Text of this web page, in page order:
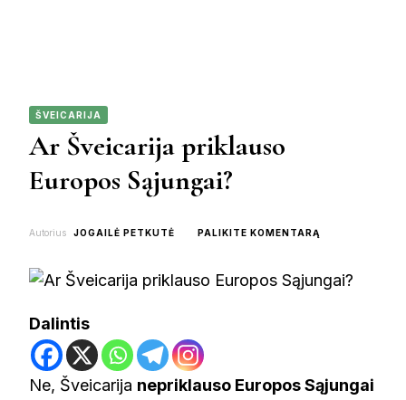
ŠVEICARIJA
Ar Šveicarija priklauso
Europos Sąjungai?
Autorius JOGAILĖ PETKUTĖ PALIKITE KOMENTARĄ
PRIKLAUSO
Dalintis
Ne, Šveicarija nepriklauso Europos Sąjungai